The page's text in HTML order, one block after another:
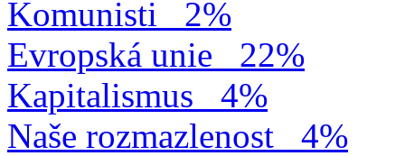
Komunisti
2%
Evropská unie
22%
Kapitalismus
4%
Naše rozmazlenost
4%